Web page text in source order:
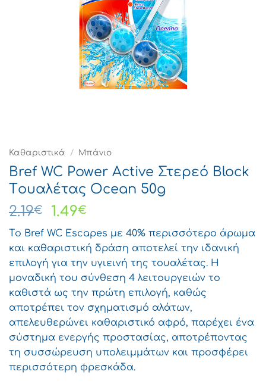
Καθαριστικά / Μπάνιο
Bref WC Power Active Στερεό Block
Tουαλέτας Ocean 50g
2.19€
Original
price
was:
2.19€.
1.49€
τρέχουσα
τιμή
είναι:
1.49€.
Tο Bref WC Escapes με 40% περισσότερο άρωμα
και καθαριστική δράση αποτελεί την ιδανική
επιλογή για την υγιεινή της τουαλέτας. Η
μοναδική του σύνθεση 4 λειτουργειών το
καθιστά ως την πρώτη επιλογή, καθώς
αποτρέπει τον σχηματισμό αλάτων,
απελευθερώνει καθαριστικό αφρό, παρέχει ένα
σύστημα ενεργής προστασίας, αποτρέποντας
τη συσσώρευση υπολειμμάτων και προσφέρει
περισσότερη φρεσκάδα.